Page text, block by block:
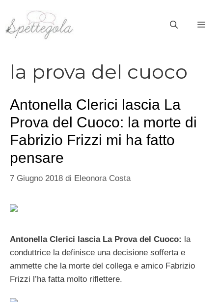
contenuto
la prova del cuoco
Antonella Clerici lascia La
Prova del Cuoco: la morte di
Fabrizio Frizzi mi ha fatto
pensare
7 Giugno 2018 di Eleonora Costa
Antonella Clerici lascia La Prova del Cuoco: la
conduttrice la definisce una decisione sofferta e
ammette che la morte del collega e amico Fabrizio
Frizzi l’ha fatta molto riflettere.